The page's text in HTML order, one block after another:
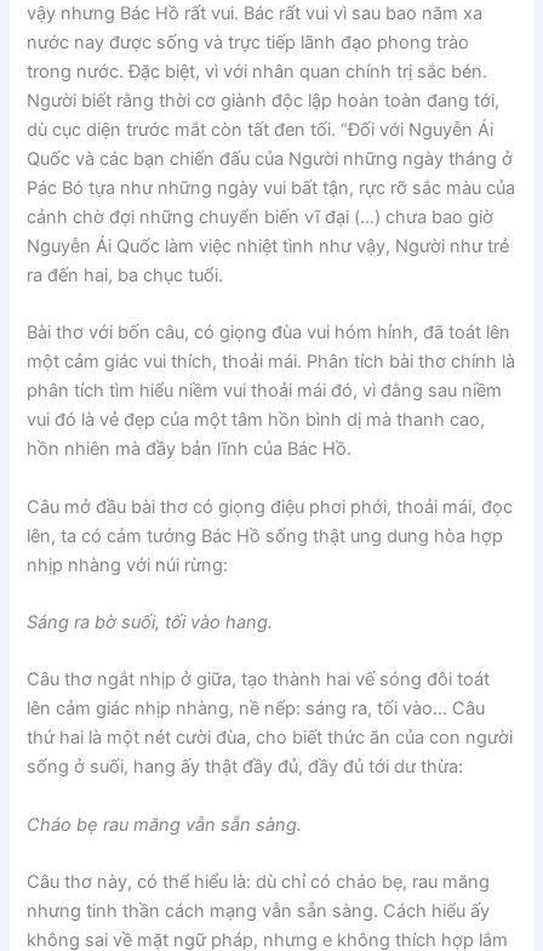
vậy nhưng Bác Hồ rất vui. Bác rất vui vì sau bao năm xa
nước nay được sống và trực tiếp lãnh đạo phong trào
trong nước. Đặc biệt, vì với nhân quan chính trị sắc bén.
Người biết rằng thời cơ giành độc lập hoàn toàn đang tới,
dù cục diện trước mắt còn tất đen tối. “Đối với Nguyễn Ái
Quốc và các bạn chiến đấu của Người những ngày tháng ở
Pác Bó tựa như những ngày vui bất tận, rực rỡ sắc màu của
cảnh chờ đợi những chuyển biến vĩ đại (…) chưa bao giờ
Nguyễn Ái Quốc làm việc nhiệt tình như vậy, Người như trẻ
ra đến hai, ba chục tuổi.
Bài thơ với bốn câu, có giọng đùa vui hóm hỉnh, đã toát lên
một cảm giác vui thích, thoải mái. Phân tích bài thơ chính là
phân tích tìm hiểu niềm vui thoải mái đó, vì đằng sau niềm
vui đó là vẻ đẹp của một tâm hồn bình dị mà thanh cao,
hồn nhiên mà đầy bản lĩnh của Bác Hồ.
Câu mở đầu bài thơ có giọng điệu phơi phới, thoải mái, đọc
lên, ta có cảm tưởng Bác Hồ sống thật ung dung hòa hợp
nhịp nhàng với núi rừng:
Sáng ra bờ suối, tối vào hang.
Câu thơ ngắt nhịp ở giữa, tạo thành hai vế sóng đôi toát
lên cảm giác nhịp nhàng, nề nếp: sáng ra, tối vào… Câu
thứ hai là một nét cười đùa, cho biết thức ăn của con người
sống ở suối, hang ấy thật đầy đủ, đầy đủ tới dư thừa:
Cháo bẹ rau măng vẫn sẵn sàng.
Câu thơ này, có thể hiểu là: dù chỉ có cháo bẹ, rau măng
nhưng tinh thần cách mạng vẫn sẵn sàng. Cách hiểu ấy
không sai về mặt ngữ pháp, nhưng e không thích hợp lắm